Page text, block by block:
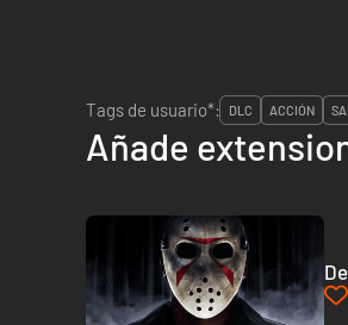
Tags de usuario*:
DLC ACCIÓN
Añade